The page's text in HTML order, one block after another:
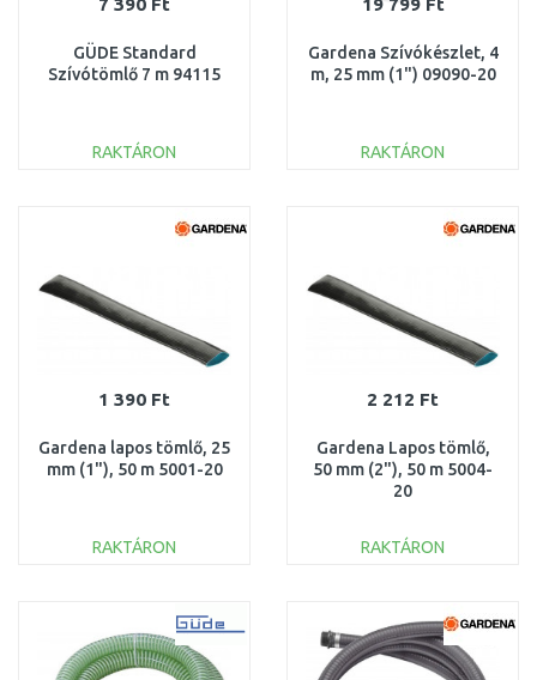
7 390 Ft
GÜDE Standard
Szívótömlő 7 m 94115
RAKTÁRON
Összehasonlítás
19 799 Ft
Gardena Szívókészlet, 4
m, 25 mm (1") 09090-20
RAKTÁRON
Összehasonlítás
1 390 Ft
Gardena lapos tömlő, 25
mm (1"), 50 m 5001-20
RAKTÁRON
Összehasonlítás
2 212 Ft
Gardena Lapos tömlő,
50 mm (2"), 50 m 5004-
20
RAKTÁRON
Összehasonlítás